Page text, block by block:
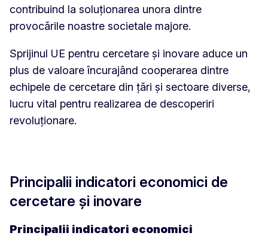
contribuind la soluționarea unora dintre
provocările noastre societale majore.
Sprijinul UE pentru cercetare și inovare aduce un
plus de valoare încurajând cooperarea dintre
echipele de cercetare din țări și sectoare diverse,
lucru vital pentru realizarea de descoperiri
revoluționare.
Principalii indicatori economici de
cercetare și inovare
Principalii indicatori economici